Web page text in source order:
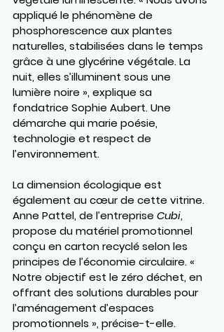
appliqué le phénomène de
phosphorescence aux plantes
naturelles, stabilisées dans le temps
grâce à une glycérine végétale. La
nuit, elles s’illuminent sous une
lumière noire », explique sa
fondatrice Sophie Aubert. Une
démarche qui marie poésie,
technologie et respect de
l’environnement.
La dimension écologique est
également au cœur de cette vitrine.
Anne Pattel, de l’entreprise Cubi,
propose du matériel promotionnel
conçu en carton recyclé selon les
principes de l’économie circulaire. «
Notre objectif est le zéro déchet, en
offrant des solutions durables pour
l’aménagement d’espaces
promotionnels », précise-t-elle.